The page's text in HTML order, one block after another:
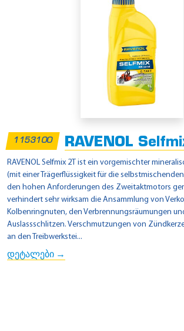
1153100 RAVENOL
RAVENOL Selfmix 2T ist ein vorgemischter
(mit einer Trägerflüssigkeit für die
den hohen Anforderungen des Zweitaktmotors
verhindert sehr wirksam die Ansammlung von
Kolbenringnuten, den Verbrennungsräumungen
Auslassschlitzen. Verschmutzungen von
an den Treibwerkstei...
დეტალები →